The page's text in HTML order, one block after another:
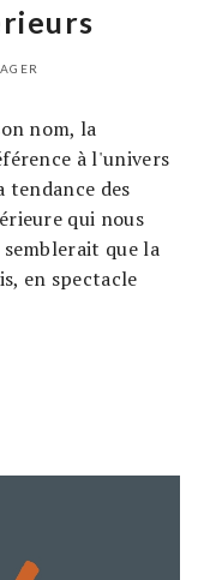
nom, la
à l'univers
tendance des
qui nous
que la
en spectacle